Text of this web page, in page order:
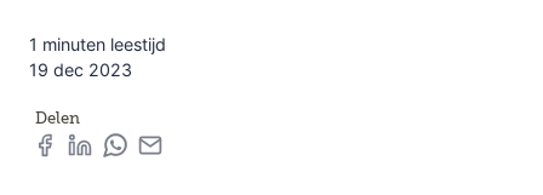
1 minuten leestijd
19 dec 2023
Delen